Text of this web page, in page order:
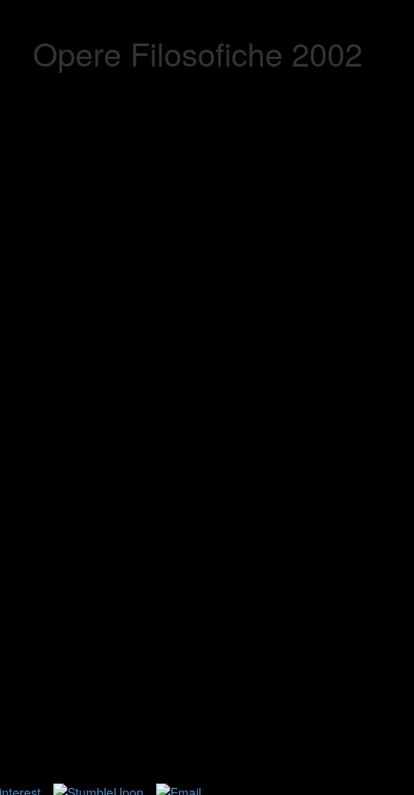
Opere Filosofiche 2002